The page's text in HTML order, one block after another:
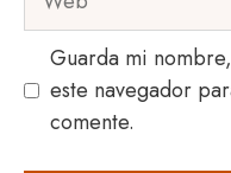
Guarda mi
este navegador
comente.